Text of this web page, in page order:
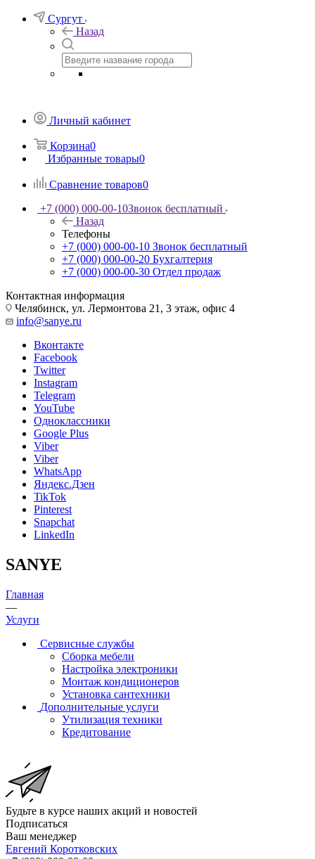
Сургут
Назад
Личный кабинет
Корзина0
Избранные товары0
Сравнение товаров0
+7 (000) 000-00-10Звонок бесплатный
Назад
Телефоны
+7 (000) 000-00-10 Звонок бесплатный
+7 (000) 000-00-20 Бухгалтерия
+7 (000) 000-00-30 Отдел продаж
Контактная информация
Челябинск, ул. Лермонтова 21, 3 этаж, офис 4
info@sanye.ru
Вконтакте
Facebook
Twitter
Instagram
Telegram
YouTube
Одноклассники
Google Plus
Viber
Viber
WhatsApp
Яндекс.Дзен
TikTok
Pinterest
Snapchat
LinkedIn
SANYE
Главная
—
Услуги
Сервисные службы
Сборка мебели
Настройка электроники
Монтаж кондиционеров
Установка сантехники
Дополнительные услуги
Утилизация техники
Кредитование
Будьте в курсе наших акций и новостей
Подписаться
Ваш менеджер
Евгений Коротковских